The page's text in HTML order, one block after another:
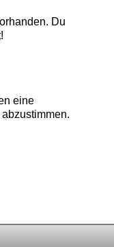
Du
eine
abzustimmen.